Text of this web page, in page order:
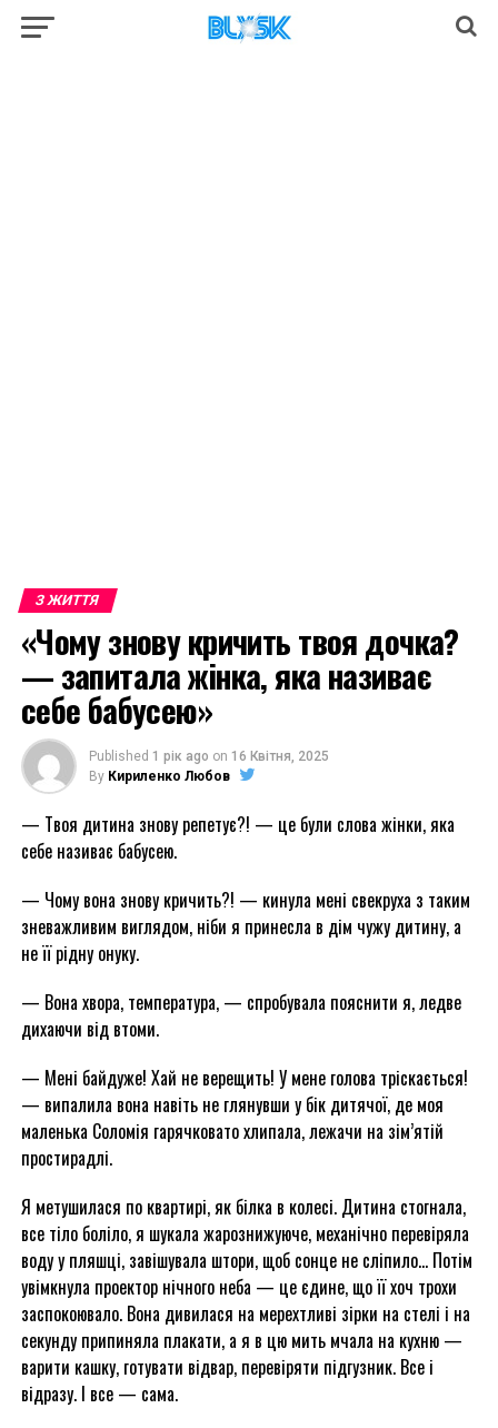
З ЖИТТЯ
«Чому знову кричить твоя дочка?
— запитала жінка, яка називає
себе бабусею»
Published 1 рік ago on 16 Квітня, 2025
By Кириленко Любов
— Твоя дитина знову репетує?! — це були слова жінки, яка
себе називає бабусею.
— Чому вона знову кричить?! — кинула мені свекруха з таким
зневажливим виглядом, ніби я принесла в дім чужу дитину, а
не її рідну онуку.
— Вона хвора, температура, — спробувала пояснити я, ледве
дихаючи від втоми.
— Мені байдуже! Хай не верещить! У мене голова тріскається!
— випалила вона навіть не глянувши у бік дитячої, де моя
маленька Соломія гарячковато хлипала, лежачи на зім’ятій
простирадлі.
Я метушилася по квартирі, як білка в колесі. Дитина стогнала,
все тіло боліло, я шукала жарознижуюче, механічно перевіряла
воду у пляшці, завішувала штори, щоб сонце не сліпило… Потім
увімкнула проектор нічного неба — це єдине, що її хоч трохи
заспокоювало. Вона дивилася на мерехтливі зірки на стелі і на
секунду припиняла плакати, а я в цю мить мчала на кухню —
варити кашку, готувати відвар, перевіряти підгузник. Все і
відразу. І все — сама.